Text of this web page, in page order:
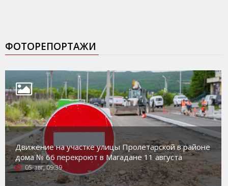
ФОТОРЕПОРТАЖИ
Движение на участке улицы Пролетарской в районе
дома № 66 перекроют в Магадане 11 августа
05-авг, 09:39